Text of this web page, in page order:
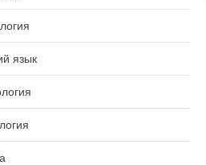
язык